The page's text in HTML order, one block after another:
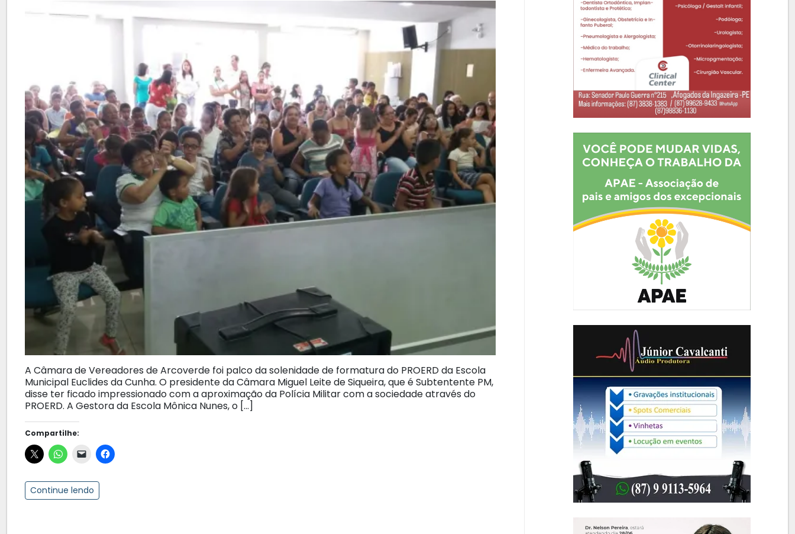
A Câmara de Vereadores de Arcoverde foi palco da solenidade de formatura do PROERD da Escola
Municipal Euclides da Cunha. O presidente da Câmara Miguel Leite de Siqueira, que é Subtentente PM,
disse ter ficado impressionado com a aproximação da Polícia Militar com a sociedade através do
PROERD. A Gestora da Escola Mônica Nunes, o […]
Compartilhe:
Continue lendo